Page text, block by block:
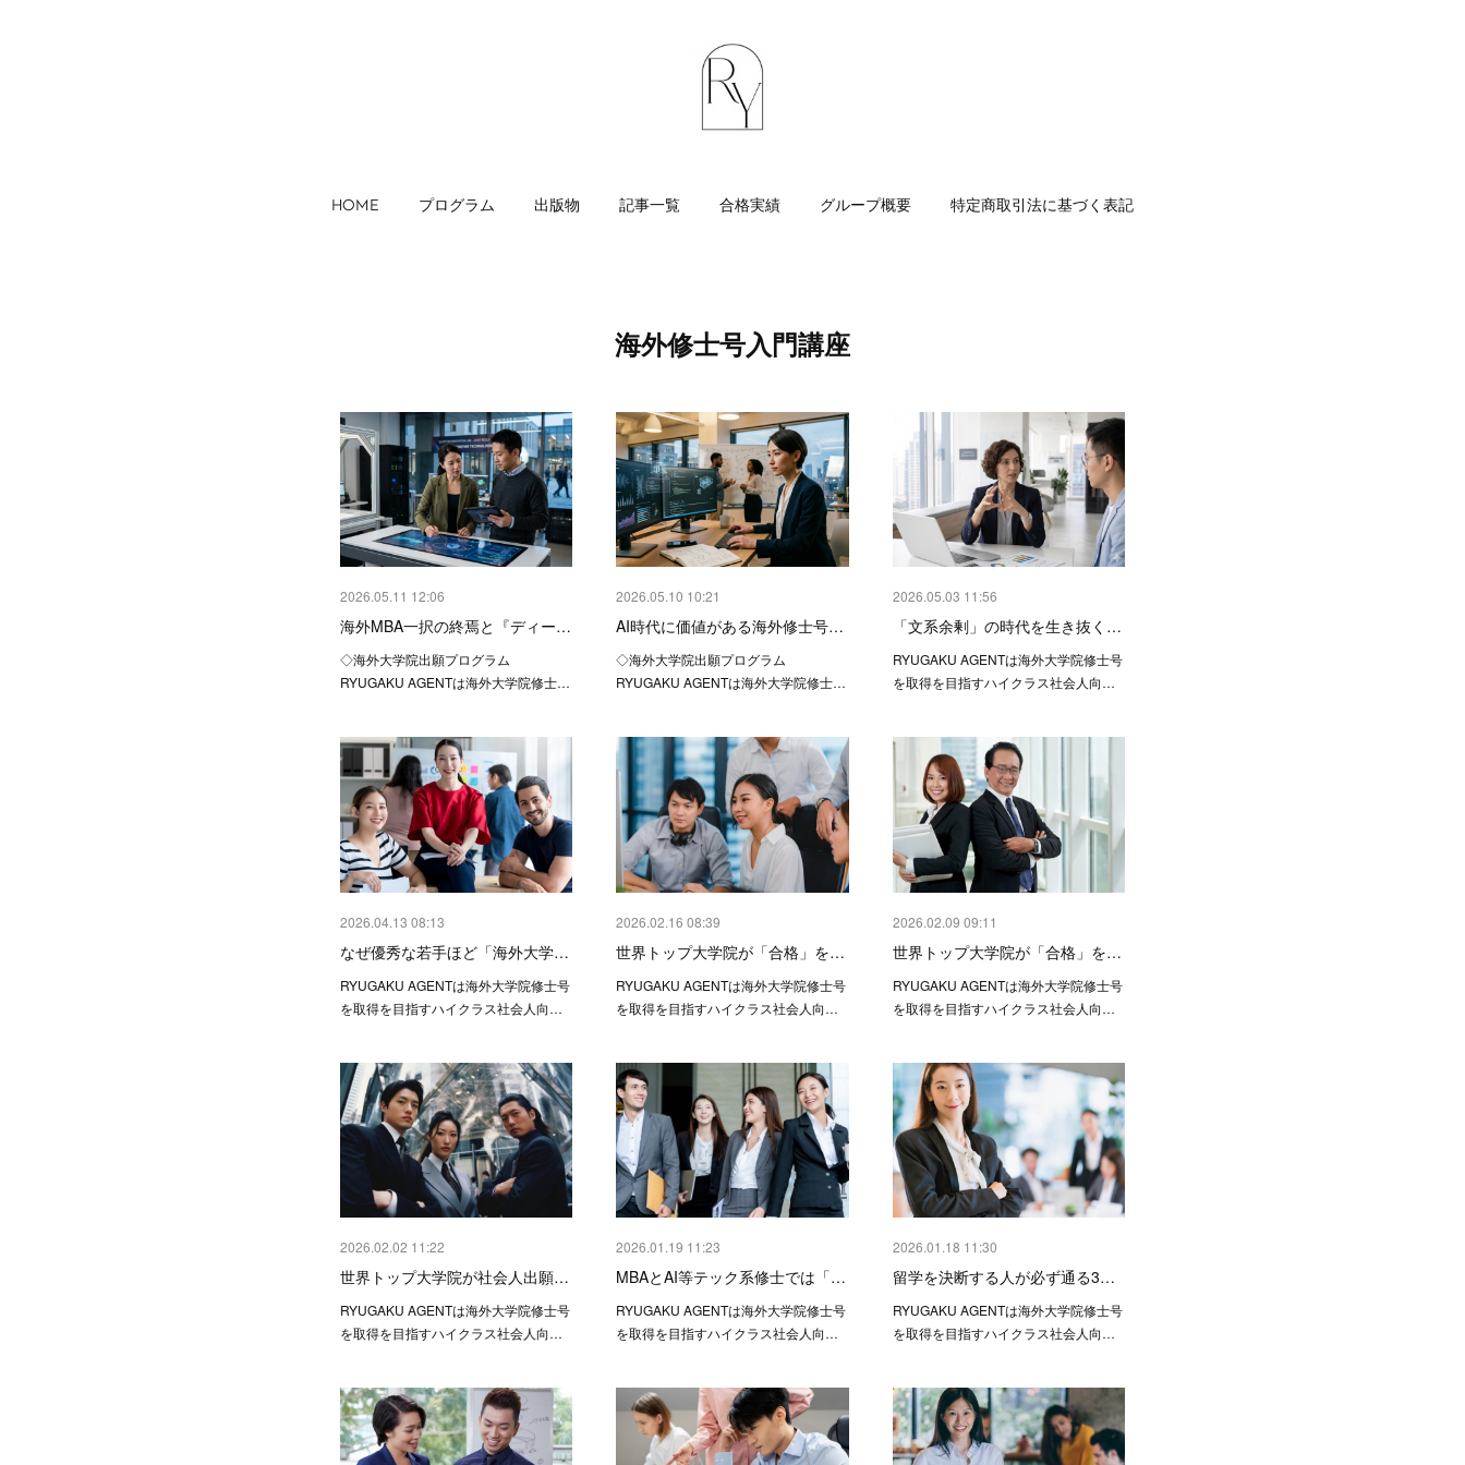
HOME プログラム 出版物 記事一覧 合格実績 グループ概要 特定商取引法に基づく表記
海外修士号入門講座
2026.05.11 12:06
海外MBA一択の終焉と『ディー…
◇海外大学院出願プログラム
RYUGAKU AGENTは海外大学院修士…
2026.05.10 10:21
AI時代に価値がある海外修士号…
◇海外大学院出願プログラム
RYUGAKU AGENTは海外大学院修士…
2026.05.03 11:56
「文系余剰」の時代を生き抜く…
RYUGAKU AGENTは海外大学院修士号
を取得を目指すハイクラス社会人向…
2026.04.13 08:13
なぜ優秀な若手ほど「海外大学…
RYUGAKU AGENTは海外大学院修士号
を取得を目指すハイクラス社会人向…
2026.02.16 08:39
世界トップ大学院が「合格」を…
RYUGAKU AGENTは海外大学院修士号
を取得を目指すハイクラス社会人向…
2026.02.09 09:11
世界トップ大学院が「合格」を…
RYUGAKU AGENTは海外大学院修士号
を取得を目指すハイクラス社会人向…
2026.02.02 11:22
世界トップ大学院が社会人出願…
RYUGAKU AGENTは海外大学院修士号
を取得を目指すハイクラス社会人向…
2026.01.19 11:23
MBAとAI等テック系修士では「…
RYUGAKU AGENTは海外大学院修士号
を取得を目指すハイクラス社会人向…
2026.01.18 11:30
留学を決断する人が必ず通る3…
RYUGAKU AGENTは海外大学院修士号
を取得を目指すハイクラス社会人向…